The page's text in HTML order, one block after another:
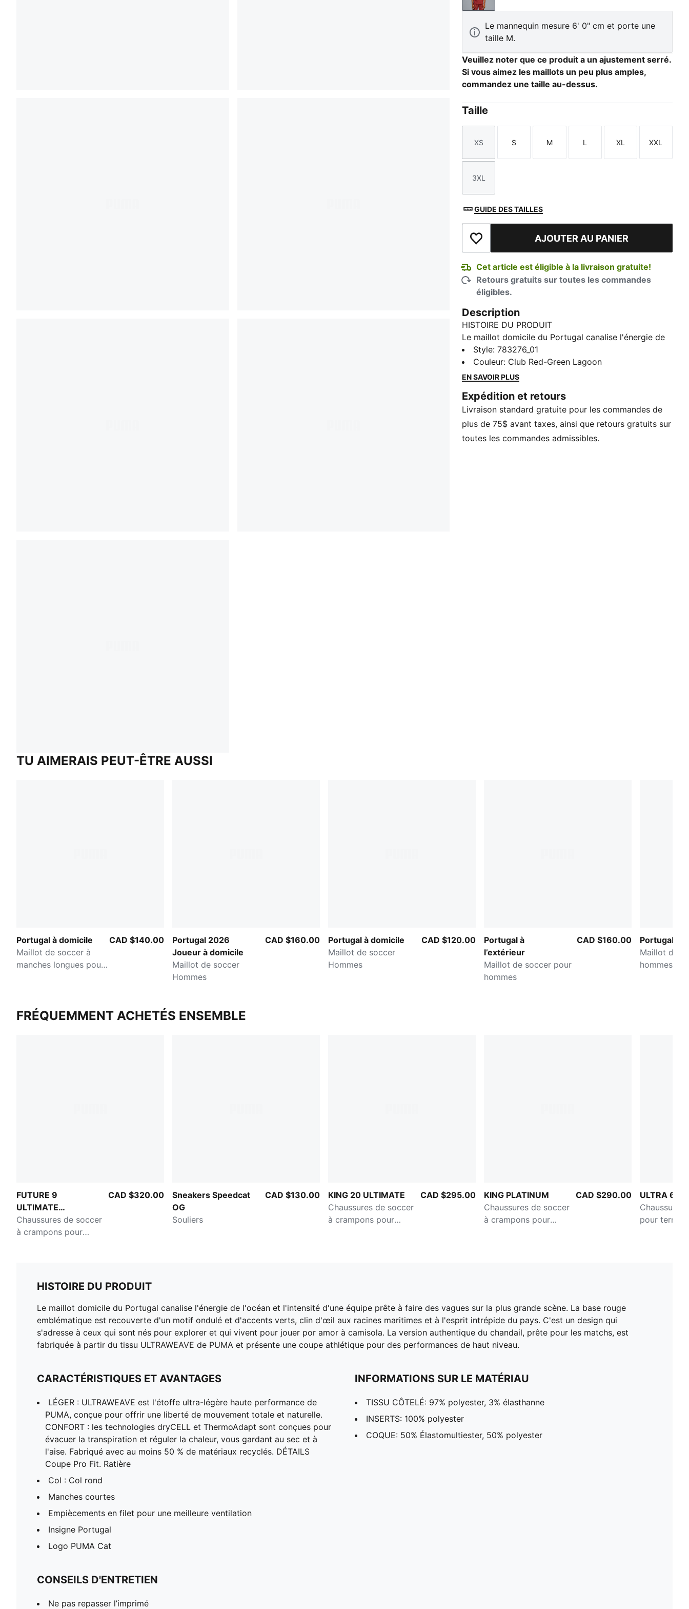
Le mannequin mesure 6' 0" cm et porte une
taille M.
Veuillez noter que ce produit a un ajustement serré.
Si vous aimez les maillots un peu plus amples,
commandez une taille au-dessus.
Taille
Taille
XS
Taille
S
Taille
M
Taille
L
Taille
XL
Taille
XXL
Taille
3XL
GUIDE DES TAILLES
Ajouter à la liste de souhaits
AJOUTER AU PANIER
Cet article est éligible à la livraison gratuite!
Retours gratuits sur toutes les commandes
éligibles.
Description
HISTOIRE DU PRODUIT
Le maillot domicile du Portugal canalise l'énergie de
l'océan et l'intensité d'une équipe prête à faire des
vagues sur la plus grande scène. La base rouge
emblématique est recouverte d'un motif ondulé et
l'esprit intrépide du pays. C'est un design qui
s'adresse à ceux qui sont nés pour explorer et qui
vivent pour jouer por amor à camisola. La version
authentique du chandail, prête pour les matchs, est
Style:783276_01
Couleur: Club Red-Green Lagoon
EN SAVOIR PLUS
Expédition et retours
Livraison standard gratuite pour les commandes de
plus de 75$ avant taxes, ainsi que retours gratuits sur
toutes les commandes admissibles.
TU AIMERAIS PEUT-ÊTRE AUSSI
Portugal à domicile
Maillot de soccer à
manches longues pour
CAD $140.00
Portugal 2026
Joueur à domicile
Maillot de soccer
Hommes
CAD $160.00
Portugal à domicile
Maillot de soccer
Hommes
CAD $120.00
Portugal à
l’extérieur
Maillot de soccer pour
hommes
CAD $160.00
Portugal
Maillot de
hommes
FRÉQUEMMENT ACHETÉS ENSEMBLE
FUTURE 9
ULTIMATE
CREATIVITY
Chaussures de soccer
à crampons pour
CAD $320.00
Sneakers Speedcat
OG
Souliers
CAD $130.00
KING 20 ULTIMATE
Chaussures de soccer
à crampons pour
CAD $295.00
KING PLATINUM
Chaussures de soccer
à crampons pour
CAD $290.00
ULTRA 6
Chaussures
pour terrain
HISTOIRE DU PRODUIT
Le maillot domicile du Portugal canalise l'énergie de l'océan et l'intensité d'une équipe prête à faire des vagues sur la plus grande scène. La base rouge
emblématique est recouverte d'un motif ondulé et d'accents verts, clin d'œil aux racines maritimes et à l'esprit intrépide du pays. C'est un design qui
s'adresse à ceux qui sont nés pour explorer et qui vivent pour jouer por amor à camisola. La version authentique du chandail, prête pour les matchs, est
fabriquée à partir du tissu ULTRAWEAVE de PUMA et présente une coupe athlétique pour des performances de haut niveau.
CARACTÉRISTIQUES ET AVANTAGES
LÉGER : ULTRAWEAVE est l'étoffe ultra-légère haute performance de
PUMA, conçue pour offrir une liberté de mouvement totale et naturelle.
CONFORT : les technologies dryCELL et ThermoAdapt sont conçues pour
évacuer la transpiration et réguler la chaleur, vous gardant au sec et à
l'aise. Fabriqué avec au moins 50 % de matériaux recyclés. DÉTAILS
Coupe Pro Fit. Ratière
Col : Col rond
Manches courtes
Empiècements en filet pour une meilleure ventilation
Insigne Portugal
Logo PUMA Cat
INFORMATIONS SUR LE MATÉRIAU
TISSU CÔTELÉ: 97% polyester, 3% élasthanne
INSERTS: 100% polyester
COQUE: 50% Élastomultiester, 50% polyester
CONSEILS D'ENTRETIEN
Ne pas repasser l’imprimé